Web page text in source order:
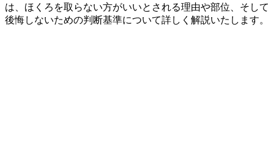
は、ほくろを取らない方がいいとされる理由や部位、そして
後悔しないための判断基準について詳しく解説いたします。